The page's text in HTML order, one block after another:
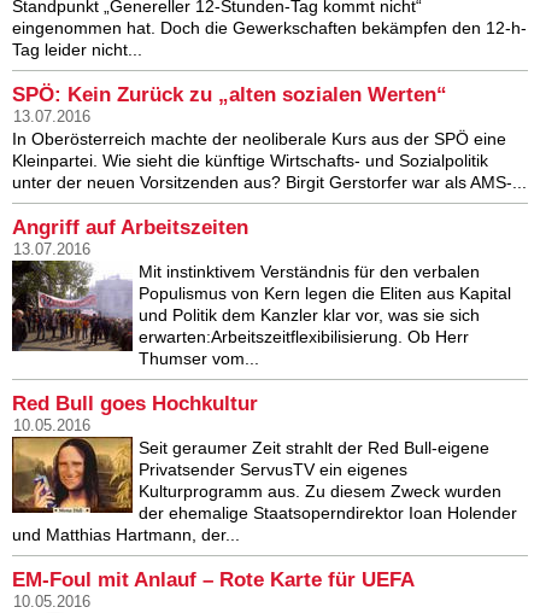
Standpunkt „Genereller 12-Stunden-Tag kommt nicht“
eingenommen hat. Doch die Gewerkschaften bekämpfen den 12-h-
Tag leider nicht...
SPÖ: Kein Zurück zu „alten sozialen Werten“
13.07.2016
In Oberösterreich machte der neoliberale Kurs aus der SPÖ eine
Kleinpartei. Wie sieht die künftige Wirtschafts- und Sozialpolitik
unter der neuen Vorsitzenden aus? Birgit Gerstorfer war als AMS-...
Angriff auf Arbeitszeiten
13.07.2016
Mit instinktivem Verständnis für den verbalen
Populismus von Kern legen die Eliten aus Kapital
und Politik dem Kanzler klar vor, was sie sich
erwarten:Arbeitszeitflexibilisierung. Ob Herr
Thumser vom...
Red Bull goes Hochkultur
10.05.2016
Seit geraumer Zeit strahlt der Red Bull-eigene
Privatsender ServusTV ein eigenes
Kulturprogramm aus. Zu diesem Zweck wurden
der ehemalige Staatsoperndirektor Ioan Holender
und Matthias Hartmann, der...
EM-Foul mit Anlauf – Rote Karte für UEFA
10.05.2016